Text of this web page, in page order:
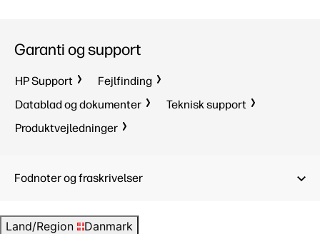
Garanti og support
HP Support
Fejlfinding
Datablad og dokumenter
Teknisk support
Produktvejledninger
Fodnoter og fraskrivelser
Land/Region
Danmark